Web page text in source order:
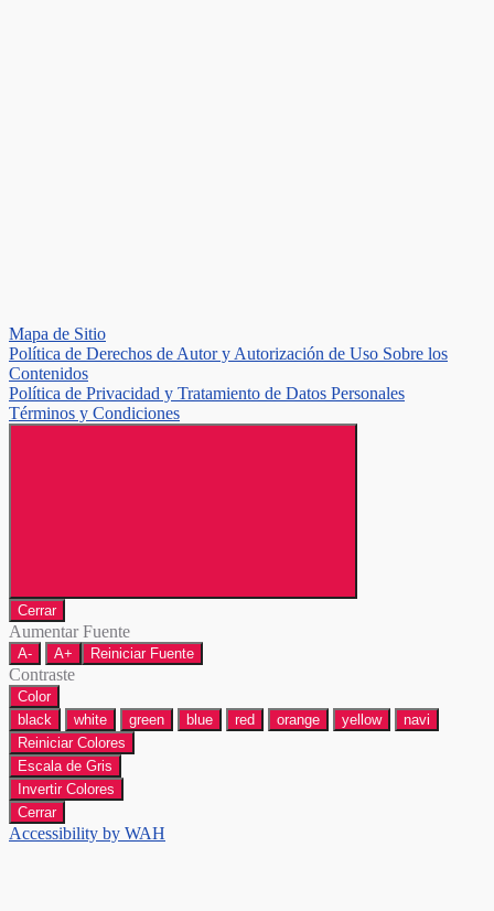
Mapa de Sitio
Política de Derechos de Autor y Autorización de Uso Sobre los
Contenidos
Política de Privacidad y Tratamiento de Datos Personales
Términos y Condiciones
Cerrar
Aumentar Fuente
A- A+ Reiniciar Fuente
Contraste
Color
black
white green blue red orange yellow
navi
Reiniciar Colores
Escala de Gris
Invertir Colores
Cerrar
Accessibility by WAH